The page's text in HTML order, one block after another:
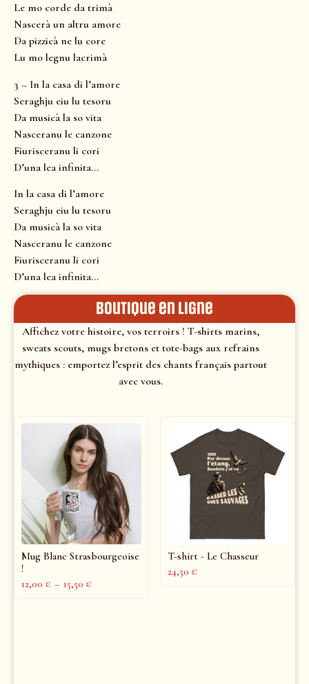
Le mo corde da trimà
Nascerà un altru amore
Da pizzicà ne lu core
Lu mo legnu lacrimà
3 – In la casa di l’amore
Seraghju eiu lu tesoru
Da musicà la so vita
Nasceranu le canzone
Fiurisceranu li cori
D’una lea infinita…
In la casa di l’amore
Seraghju eiu lu tesoru
Da musicà la so vita
Nasceranu le canzone
Fiurisceranu li cori
D’una lea infinita…
Boutique en ligne
Affichez votre histoire, vos terroirs ! T-shirts marins,
sweats scouts, mugs bretons et tote-bags aux refrains
mythiques : emportez l’esprit des chants français partout
avec vous.
Mug Blanc Strasbourgeoise
!
12,00 € – 15,50 €
T-shirt - Le Chasseur
24,50 €